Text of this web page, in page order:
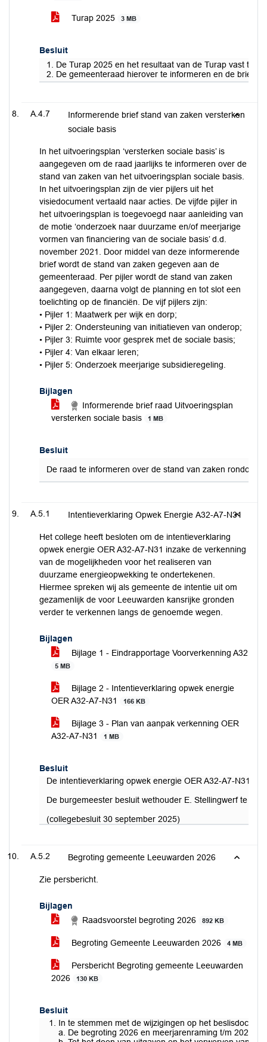
Turap 2025 3 MB
Besluit
1. De Turap 2025 en het resultaat van de Turap vast te
2. De gemeenteraad hierover te informeren en de brief
A.4.7
Informerende brief stand van zaken versterken
sociale basis
In het uitvoeringsplan ‘versterken sociale basis’ is
aangegeven om de raad jaarlijks te informeren over de
stand van zaken van het uitvoeringsplan sociale basis.
In het uitvoeringsplan zijn de vier pijlers uit het
visiedocument vertaald naar acties. De vijfde pijler in
het uitvoeringsplan is toegevoegd naar aanleiding van
de motie ‘onderzoek naar duurzame en/of meerjarige
vormen van financiering van de sociale basis’ d.d.
november 2021. Door middel van deze informerende
brief wordt de stand van zaken gegeven aan de
gemeenteraad. Per pijler wordt de stand van zaken
aangegeven, daarna volgt de planning en tot slot een
toelichting op de financiën. De vijf pijlers zijn:
• Pijler 1: Maatwerk per wijk en dorp;
• Pijler 2: Ondersteuning van initiatieven van onderop;
• Pijler 3: Ruimte voor gesprek met de sociale basis;
• Pijler 4: Van elkaar leren;
• Pijler 5: Onderzoek meerjarige subsidieregeling.
Bijlagen
Informerende brief raad Uitvoeringsplan
versterken sociale basis
1 MB
Besluit
De raad te informeren over de stand van zaken rondom
A.5.1 Intentieverklaring Opwek Energie A32-A7-N31
Het college heeft besloten om de intentieverklaring
opwek energie OER A32-A7-N31 inzake de verkenning
van de mogelijkheden voor het realiseren van
duurzame energieopwekking te ondertekenen.
Hiermee spreken wij als gemeente de intentie uit om
gezamenlijk de voor Leeuwarden kansrijke gronden
verder te verkennen langs de genoemde wegen.
Bijlagen
Bijlage 1 - Eindrapportage Voorverkenning A32
5 MB
Bijlage 2 - Intentieverklaring opwek energie
OER A32-A7-N31
166 KB
Bijlage 3 - Plan van aanpak verkenning OER
A32-A7-N31
1 MB
Besluit
De intentieverklaring opwek energie OER A32-A7-N31
De burgemeester besluit wethouder E. Stellingwerf te
(collegebesluit 30 september 2025)
A.5.2 Begroting gemeente Leeuwarden 2026
Zie persbericht.
Bijlagen
Raadsvoorstel begroting 2026
892 KB
Begroting Gemeente Leeuwarden 2026 4 MB
Persbericht Begroting gemeente Leeuwarden
2026
130 KB
Besluit
In te stemmen met de wijzigingen op het
a. De begroting 2026 en meerjarenraming t/m 2029